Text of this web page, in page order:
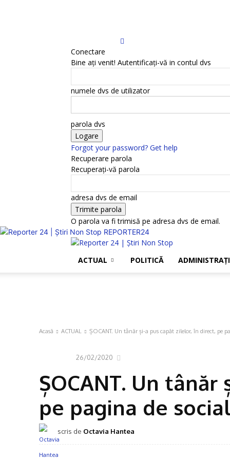
Conectare
Bine ați venit! Autentificați-vă in contul dvs
numele dvs de utilizator
parola dvs
Forgot your password? Get help
Recuperare parola
Recuperați-vă parola
adresa dvs de email
O parola va fi trimisă pe adresa dvs de email.
REPORTER24
ACTUAL POLITICĂ
Acasă ACTUAL ȘOCANT. Un tânăr și-a pus capăt zilelor, în direct, pe
26/02/2020
ȘOCANT. Un
pe pagina de
scris de Octavia Hantea